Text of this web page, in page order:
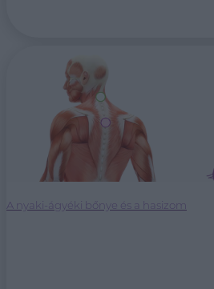
A nyaki-ágyéki bőnye és a hasizom